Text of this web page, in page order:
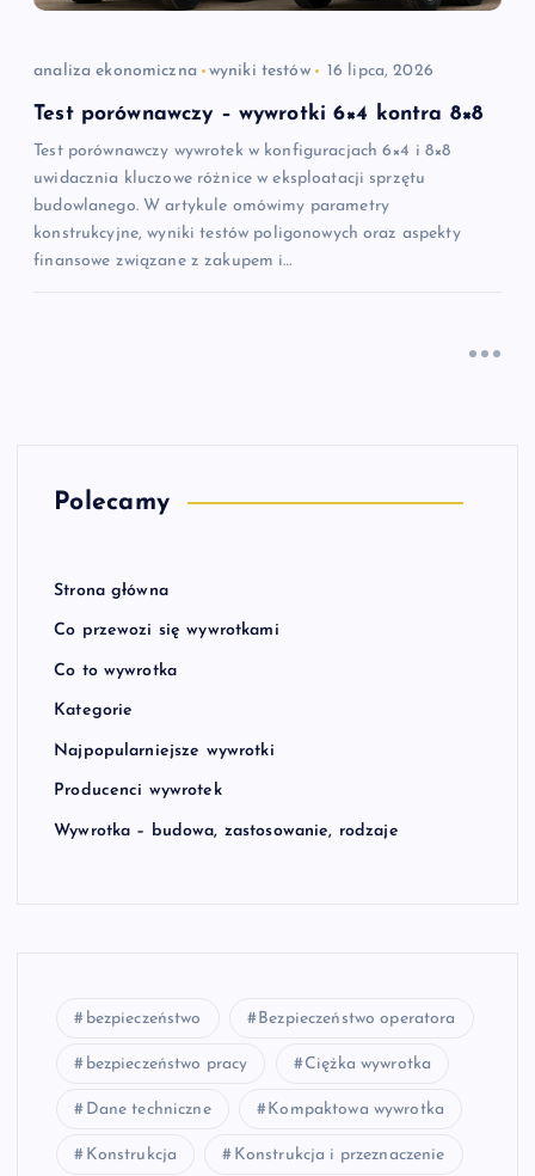
analiza ekonomiczna wyniki testów 16 lipca, 2026
Test porównawczy – wywrotki 6×4 kontra 8×8
Test porównawczy wywrotek w konfiguracjach 6×4 i 8×8
uwidacznia kluczowe różnice w eksploatacji sprzętu
budowlanego. W artykule omówimy parametry
konstrukcyjne, wyniki testów poligonowych oraz aspekty
finansowe związane z zakupem i…
Polecamy
Strona główna
Co przewozi się wywrotkami
Co to wywrotka
Kategorie
Najpopularniejsze wywrotki
Producenci wywrotek
Wywrotka – budowa, zastosowanie, rodzaje
bezpieczeństwo Bezpieczeństwo operatora
bezpieczeństwo pracy Ciężka wywrotka
Dane techniczne Kompaktowa wywrotka
Konstrukcja Konstrukcja i przeznaczenie